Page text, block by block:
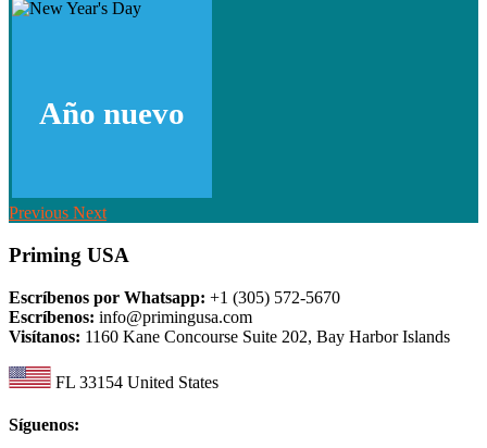
Año nuevo
Previous Next
Priming USA
Escríbenos por Whatsapp: +1 (305) 572-5670
Escríbenos: info@primingusa.com
Visítanos: 1160 Kane Concourse Suite 202, Bay Harbor Islands
FL 33154 United States
Síguenos: